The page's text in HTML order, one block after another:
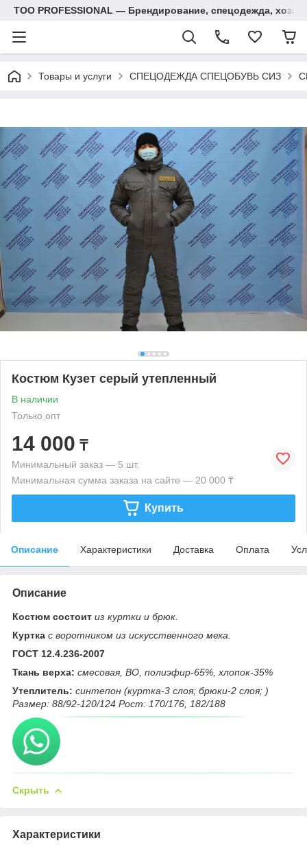
ТОО PROFESSIONAL — Брендирование, спецодежда,
Товары и услуги СПЕЦОДЕЖДА СПЕЦОБУВЬ СИЗ
Костюм Кузет серый утепленный
В наличии
Только опт
14 000 ₸
Минимальный заказ — 5 шт.
Минимальная сумма заказа на сайте — 20 000 ₸
Купить
Описание Характеристики Доставка Оплата
Описание
Костюм состоит из куртки и брюк.
Куртка с воротником из искусственного меха.
ГОСТ 12.4.236-2007
Ткань верха: смесовая, ВО, полиэфир-65%, хлопок-35%
Утеплитель: синтепон (куртка-3 слоя; брюки-2 слоя; )
Размер: 88/92-120/124 Рост: 170/176, 182/188
Скрыть
Характеристики